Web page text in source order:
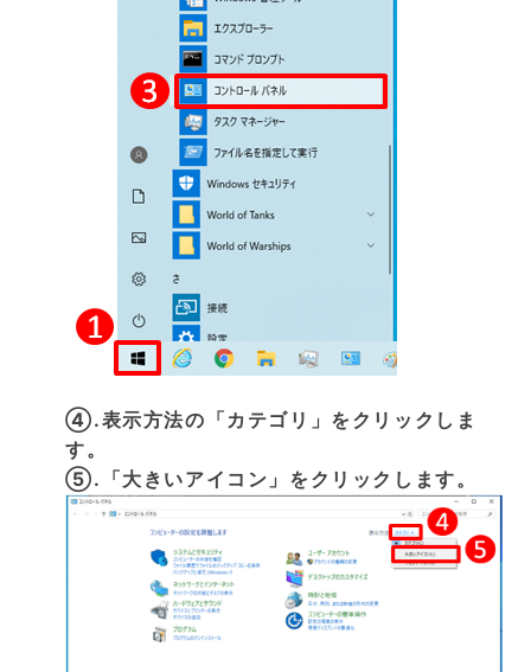
④.表示方法の「カテゴリ」をクリックしま
す。
⑤.「大きいアイコン」をクリックします。